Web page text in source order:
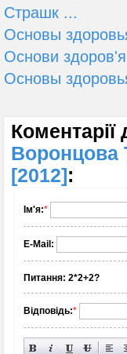
Страшк ...
Основы
Основи
Основы
Коментарії
Воронцова
[2012] :
Ім'я:*
E-Mail:
Питання: 2*2+2?
Відповідь:*